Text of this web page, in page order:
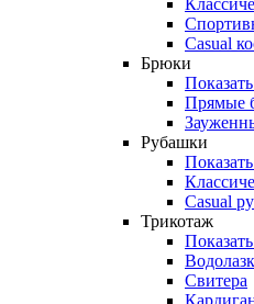
Casual
Брюки
Прямые
Рубашки
Casual
Трикотаж
Свитера